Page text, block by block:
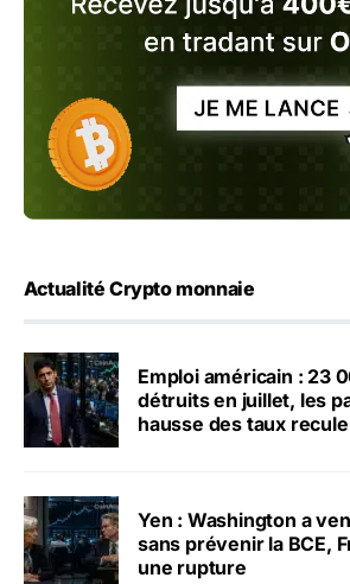
Actualité Crypto monnaie
Emploi américain : 23
détruits en juillet, les
hausse des taux
Yen : Washington a
sans prévenir la BCE,
une rupture